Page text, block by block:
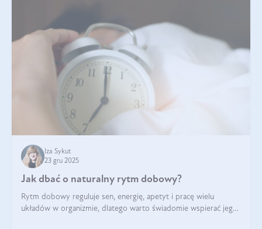
Iza Sykut
23 gru 2025
Jak dbać o naturalny rytm dobowy?
Rytm dobowy reguluje sen, energię, apetyt i pracę wielu
układów w organizmie, dlatego warto świadomie wspierać jego